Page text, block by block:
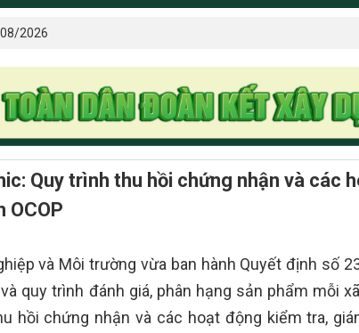
2026
Quy trình thu hồi chứng nhận và các
OCOP
và Môi trường vừa ban hành Quyết định số
quy trình đánh giá, phân hạng sản phẩm mỗi
hồi chứng nhận và các hoạt động kiểm tra,